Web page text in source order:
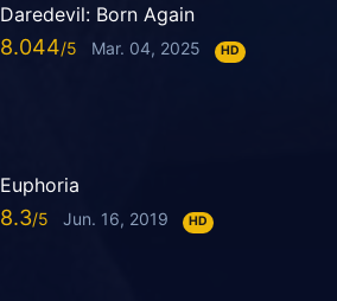
Daredevil: Born Again
8.044 Mar. 04, 2025 HD
Euphoria
8.3 Jun. 16, 2019 HD